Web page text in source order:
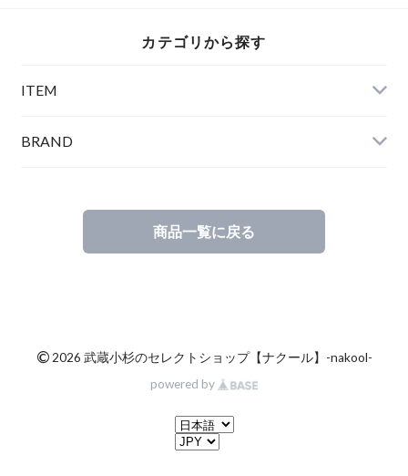
カテゴリから探す
ITEM
BRAND
商品一覧に戻る
©2026 武蔵小杉のセレクトショップ【ナクール】-nakool-
powered by